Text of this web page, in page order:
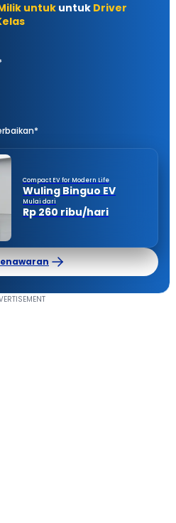
untukuntuk Driver
Compact EV for Modern Life
Wuling Binguo EV
Mulai dari
Rp 260 ribu/hari